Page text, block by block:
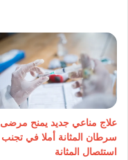
علاج مناعي جديد يمنح مرضى
سرطان المثانة أملا في تجنب
استئصال المثانة